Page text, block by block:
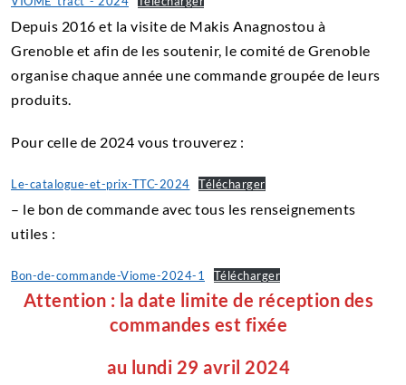
Depuis 2016 et la visite de Makis Anagnostou à
Grenoble et afin de les soutenir, le comité de Grenoble
organise chaque année une commande groupée de leurs
produits.
Pour celle de 2024 vous trouverez :
Le-catalogue-et-prix-TTC-2024 Télécharger
– le bon de commande avec tous les renseignements
utiles :
Bon-de-commande-Viome-2024-1 Télécharger
Attention : la date limite de réception des
commandes est fixée
au lundi 29 avril 2024